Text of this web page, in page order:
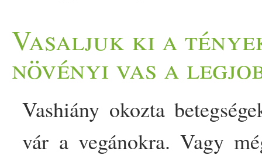
Vasaljuk ki a
növényi vas a
Vashiány okozta
vár a vegánokra. Vagy